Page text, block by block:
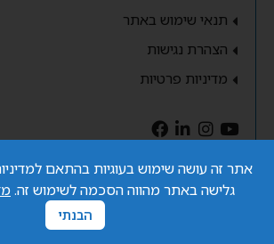
תנאי שימוש באתר
הצהרת נגישות
מדיניות פרטיות
1-700-500-220
אתר זה עושה שימוש בעוגיות בהתאם
גלישה באתר מהווה הסכמה לשימוש זה.
הבנתי